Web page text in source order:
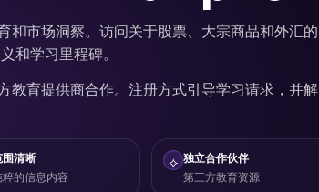
场洞察。访问关于股票、大宗商品和外汇的
和学习里程碑。
提供商合作。注册方式引导学习请求，并解
围清晰
粹的信息内容
⟡ 独立合作伙伴
第三方教育资源